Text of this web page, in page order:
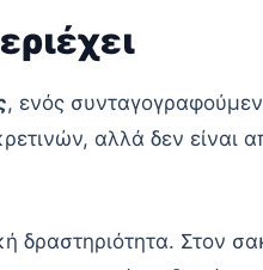
, ενός
αλλά δεν είναι
δραστηριότητα. Στον